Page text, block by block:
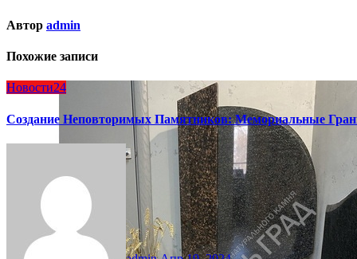
Автор admin
Похожие записи
Новости24
Создание Неповторимых Памятников: Мемориальные